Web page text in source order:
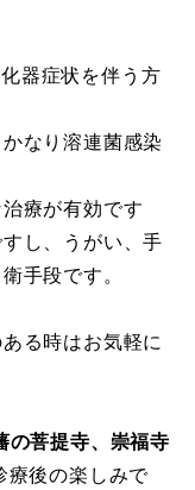
器症状を伴う方
なり溶連菌感染
療が有効です
し、うがい、手
手段です。
る時はお気軽に
の菩提寺、崇福寺
療後の楽しみで